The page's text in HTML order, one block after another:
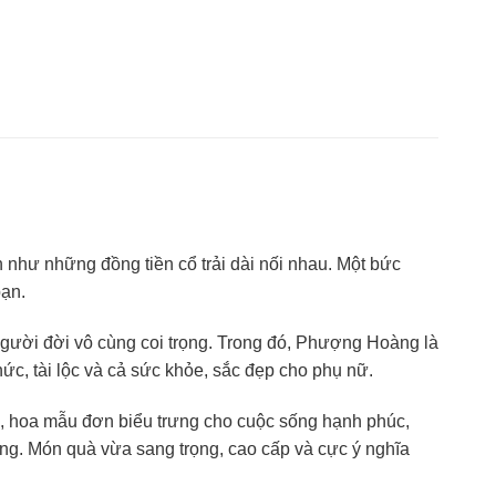
những đồng tiền cổ trải dài nối nhau. Một bức
đời vô cùng coi trọng. Trong đó, Phượng Hoàng là
tài lộc và cả sức khỏe, sắc đẹp cho phụ nữ.
mẫu đơn biểu trưng cho cuộc sống hạnh phúc,
Món quà vừa sang trọng, cao cấp và cực ý nghĩa